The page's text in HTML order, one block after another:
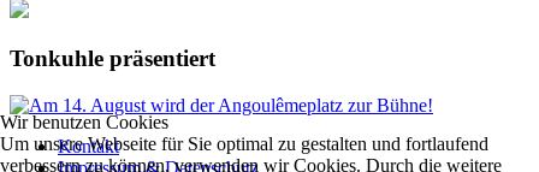
Tonkuhle präsentiert
Kontakt
Impressum & Datenschutz
Wir benutzen Cookies
Um unsere Webseite für Sie optimal zu gestalten und fortlaufend
verbessern zu können, verwenden wir Cookies. Durch die weitere